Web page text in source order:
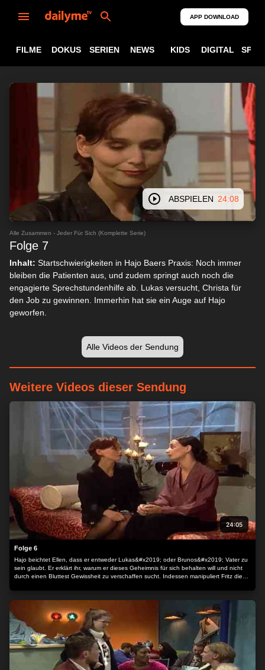
APP DOWNLOAD
FILME DOKUS SERIEN NEWS KIDS DIGITAL
ABSPIELEN 24:08
Alle Zusammen - Jeder Für Sich (Komplette Serie)
Folge 7
Inhalt: Startschwierigkeiten in Hajo Baers Praxis: Noch immer
bleiben die Patienten aus, und zudem springt auch noch die
engagierte Sprechstundenhilfe ab. Lukas versucht, Christa für
den Job zu gewinnen. Immerhin hat sie ein Auge auf Hajo
geworfen.
Alle Videos der Sendung
Weitere Videos dieser Sendung
24:05
Folge 6
Hajo beichtet Ellen, dass er entweder Lukas&#x2019; oder Brunos&#x2019; Vater zu
sein glaubt. Er erklärt ihr, warum er dieses Geheimnis für sich behalten will und nicht
durch einen Bluttest Gewissheit zu verschaffen sucht. Indessen manipuliert Fritz die
Ursache von Tamaras Verletzung.